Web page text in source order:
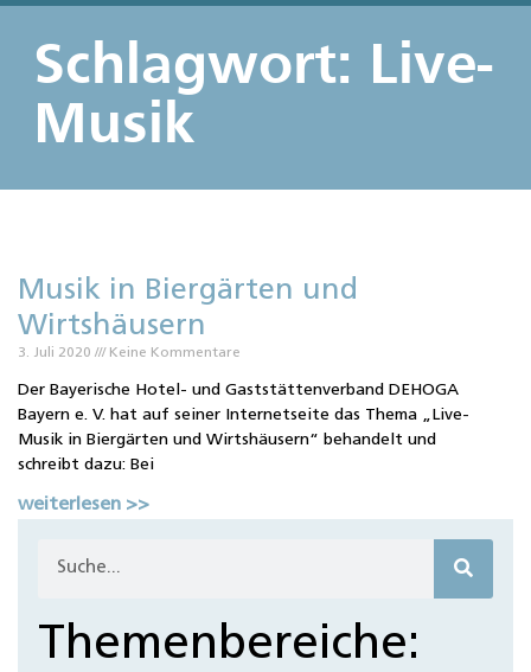
Schlagwort: Live-
Musik
Musik in Biergärten und
Wirtshäusern
3. Juli 2020 Keine Kommentare
Der Bayerische Hotel- und Gaststättenverband DEHOGA
Bayern e. V. hat auf seiner Internetseite das Thema „Live-
Musik in Biergärten und Wirtshäusern“ behandelt und
schreibt dazu: Bei
weiterlesen >>
Themenbereiche: